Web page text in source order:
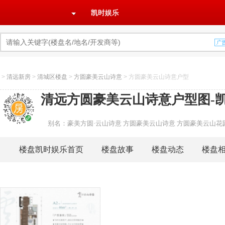
凯时娱乐
> 清远新房 > 清城区楼盘 > 方圆豪美云山诗意 > 方圆豪美云山诗意户型
清远方圆豪美云山诗意户型图-
别名：豪美方圆·云山诗意 方圆豪美云山诗意 方圆豪美云山花
楼盘凯时娱乐首页 楼盘故事 楼盘动态 楼盘